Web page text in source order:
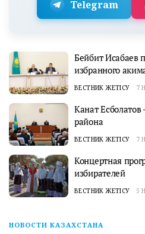
Telegram
Бейбит Исабаев
избранного
ВЕСТНИК ЖЕТІСУ 7
Канат Есболатов
района
ВЕСТНИК ЖЕТІСУ 7
Концертная
избирателей
ВЕСТНИК ЖЕТІСУ 5
НОВОСТИ КАЗАХСТАНА